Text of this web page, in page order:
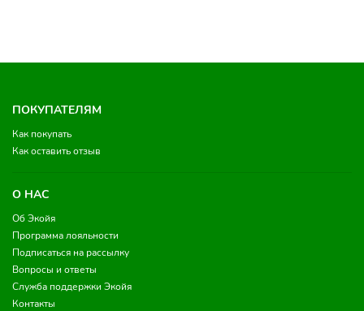
ПОКУПАТЕЛЯМ
Как покупать
Как оставить отзыв
О НАС
Об Экойя
Программа лояльности
Подписаться на рассылку
Вопросы и ответы
Служба поддержки Экойя
Контакты